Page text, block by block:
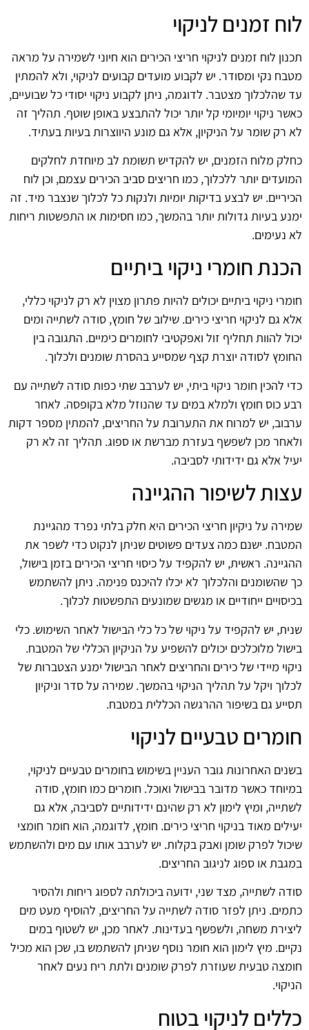
לוח זמנים לניקוי
תכנון לוח זמנים לניקוי חריצי הכירים הוא חיוני לשמירה על מראה
מטבח נקי ומסודר. יש לקבוע מועדים קבועים לניקוי, ולא להמתין
עד שהלכלוך מצטבר. לדוגמה, ניתן לקבוע ניקוי יסודי כל שבועיים,
כאשר ניקוי יומיומי קל יותר יכול להתבצע באופן שוטף. תהליך זה
לא רק שומר על הניקיון, אלא גם מונע היווצרות בעיות בעתיד.
כחלק מלוח הזמנים, יש להקדיש תשומת לב מיוחדת לחלקים
המועדים יותר ללכלוך, כמו חריצים סביב הכירים עצמם, וכן לוח
הכיריים. יש לבצע בדיקות יומיות ולנקות כל לכלוך שנצבר מיד. זה
ימנע בעיות גדולות יותר בהמשך, כמו חסימות או התפשטות ריחות
לא נעימים.
הכנת חומרי ניקוי ביתיים
חומרי ניקוי ביתיים יכולים להיות פתרון מצוין לא רק לניקוי כללי,
אלא גם לניקוי חריצי כירים. שילוב של חומץ, סודה לשתייה ומים
יכול להוות תחליף זול ואפקטיבי לחומרים כימיים. התגובה בין
החומץ לסודה יוצרת קצף שמסייע בהסרת שומנים ולכלוך.
כדי להכין חומר ניקוי ביתי, יש לערבב שתי כפות סודה לשתייה עם
רבע כוס חומץ ולמלא במים עד שהנוזל מלא בקופסה. לאחר
ערבוב, יש למרוח את התערובת על החריצים, להמתין מספר דקות
ולאחר מכן לשפשף בעזרת מברשת או ספוג. תהליך זה לא רק
יעיל אלא גם ידידותי לסביבה.
עצות לשיפור ההגיינה
שמירה על ניקיון חריצי הכירים היא חלק בלתי נפרד מהגיינת
המטבח. ישנם כמה צעדים פשוטים שניתן לנקוט כדי לשפר את
ההגיינה. ראשית, יש להקפיד על כיסוי חריצי הכירים בזמן בישול,
כך שהשומנים והלכלוך לא יכלו להיכנס פנימה. ניתן להשתמש
בכיסויים ייחודיים או מגשים שמונעים התפשטות לכלוך.
שנית, יש להקפיד על ניקוי של כל כלי הבישול לאחר השימוש. כלי
בישול מלוכלכים יכולים להשפיע על הניקיון הכללי של המטבח.
ניקוי מיידי של כירים והחריצים לאחר הבישול ימנע הצטברות של
לכלוך ויקל על תהליך הניקוי בהמשך. שמירה על סדר וניקיון
תסייע גם בשיפור ההרגשה הכללית במטבח.
חומרים טבעיים לניקוי
בשנים האחרונות גובר העניין בשימוש בחומרים טבעיים לניקוי,
במיוחד כאשר מדובר בבישול ואוכל. חומרים כמו חומץ, סודה
לשתייה, ומיץ לימון לא רק שהינם ידידותיים לסביבה, אלא גם
יעילים מאוד בניקוי חריצי כירים. חומץ, לדוגמה, הוא חומר חומצי
שיכול לפרק שומן ואבק בקלות. יש לערבב אותו עם מים ולהשתמש
במגבת או ספוג לניגוב החריצים.
סודה לשתייה, מצד שני, ידועה ביכולתה לספוג ריחות ולהסיר
כתמים. ניתן לפזר סודה לשתייה על החריצים, להוסיף מעט מים
ליצירת משחה, ולשפשף בעדינות. לאחר מכן, יש לשטוף במים
נקיים. מיץ לימון הוא חומר נוסף שניתן להשתמש בו, שכן הוא מכיל
חומצה טבעית שעוזרת לפרק שומנים ולתת ריח נעים לאחר
הניקוי.
כללים לניקוי בטוח